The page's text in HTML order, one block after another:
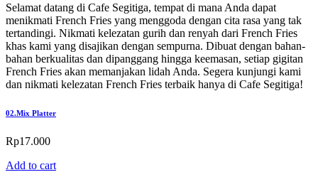
Selamat datang di Cafe Segitiga, tempat di mana Anda dapat
menikmati French Fries yang menggoda dengan cita rasa yang tak
tertandingi. Nikmati kelezatan gurih dan renyah dari French Fries
khas kami yang disajikan dengan sempurna. Dibuat dengan bahan-
bahan berkualitas dan dipanggang hingga keemasan, setiap gigitan
French Fries akan memanjakan lidah Anda. Segera kunjungi kami
dan nikmati kelezatan French Fries terbaik hanya di Cafe Segitiga!
02.Mix Platter
Rp17.000
Add to cart